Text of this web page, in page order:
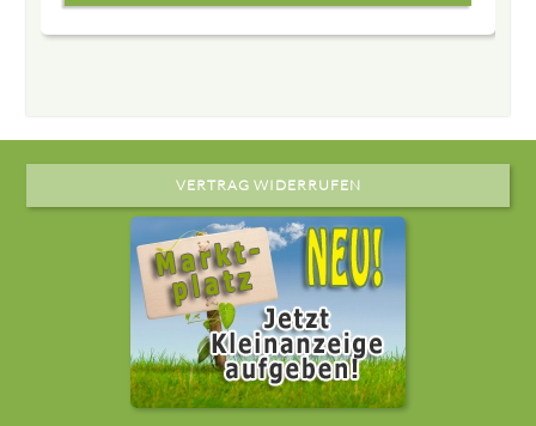
VERTRAG WIDERRUFEN